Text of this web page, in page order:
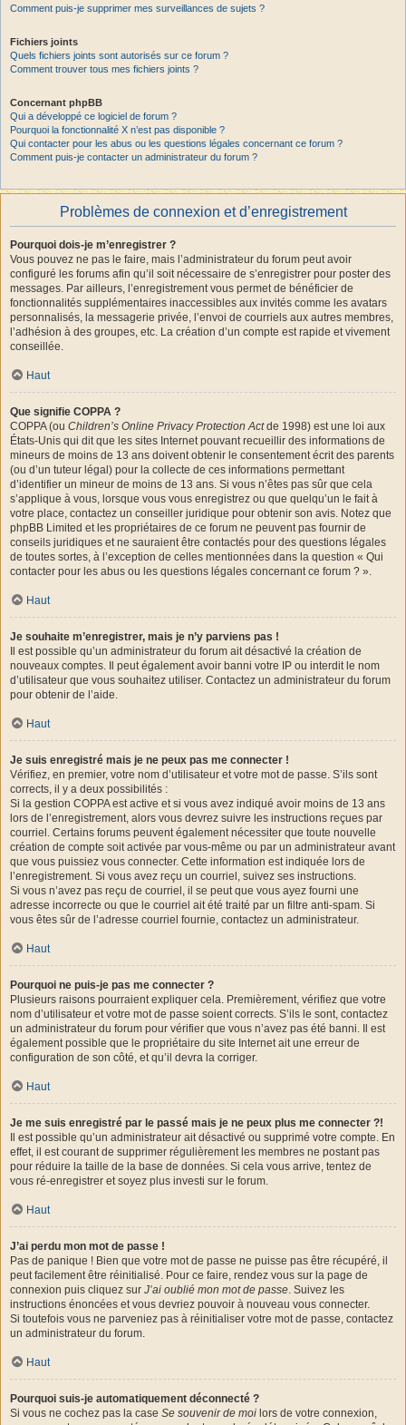
Comment puis-je supprimer mes surveillances de sujets ?
Fichiers joints
Quels fichiers joints sont autorisés sur ce forum ?
Comment trouver tous mes fichiers joints ?
Concernant phpBB
Qui a développé ce logiciel de forum ?
Pourquoi la fonctionnalité X n’est pas disponible ?
Qui contacter pour les abus ou les questions légales concernant ce forum ?
Comment puis-je contacter un administrateur du forum ?
Problèmes de connexion et d’enregistrement
Pourquoi dois-je m’enregistrer ?
Vous pouvez ne pas le faire, mais l’administrateur du forum peut avoir
configuré les forums afin qu’il soit nécessaire de s’enregistrer pour poster des
messages. Par ailleurs, l’enregistrement vous permet de bénéficier de
fonctionnalités supplémentaires inaccessibles aux invités comme les avatars
personnalisés, la messagerie privée, l’envoi de courriels aux autres membres,
l’adhésion à des groupes, etc. La création d’un compte est rapide et vivement
conseillée.
Haut
Que signifie COPPA ?
COPPA (ou Children’s Online Privacy Protection Actde 1998) est une loi aux
États-Unis qui dit que les sites Internet pouvant recueillir des informations de
mineurs de moins de 13 ans doivent obtenir le consentement écrit des parents
(ou d’un tuteur légal) pour la collecte de ces informations permettant
d’identifier un mineur de moins de 13 ans. Si vous n’êtes pas sûr que cela
s’applique à vous, lorsque vous vous enregistrez ou que quelqu’un le fait à
votre place, contactez un conseiller juridique pour obtenir son avis. Notez que
phpBB Limited et les propriétaires de ce forum ne peuvent pas fournir de
conseils juridiques et ne sauraient être contactés pour des questions légales
de toutes sortes, à l’exception de celles mentionnées dans la question « Qui
contacter pour les abus ou les questions légales concernant ce forum ? ».
Haut
Je souhaite m’enregistrer, mais je n’y parviens pas !
Il est possible qu’un administrateur du forum ait désactivé la création de
nouveaux comptes. Il peut également avoir banni votre IP ou interdit le nom
d’utilisateur que vous souhaitez utiliser. Contactez un administrateur du forum
pour obtenir de l’aide.
Haut
Je suis enregistré mais je ne peux pas me connecter !
Vérifiez, en premier, votre nom d’utilisateur et votre mot de passe. S’ils sont
corrects, il y a deux possibilités :
Si la gestion COPPA est active et si vous avez indiqué avoir moins de 13 ans
lors de l’enregistrement, alors vous devrez suivre les instructions reçues par
courriel. Certains forums peuvent également nécessiter que toute nouvelle
création de compte soit activée par vous-même ou par un administrateur avant
que vous puissiez vous connecter. Cette information est indiquée lors de
l’enregistrement. Si vous avez reçu un courriel, suivez ses instructions.
Si vous n’avez pas reçu de courriel, il se peut que vous ayez fourni une
adresse incorrecte ou que le courriel ait été traité par un filtre anti-spam. Si
vous êtes sûr de l’adresse courriel fournie, contactez un administrateur.
Haut
Pourquoi ne puis-je pas me connecter ?
Plusieurs raisons pourraient expliquer cela. Premièrement, vérifiez que votre
nom d’utilisateur et votre mot de passe soient corrects. S’ils le sont, contactez
un administrateur du forum pour vérifier que vous n’avez pas été banni. Il est
également possible que le propriétaire du site Internet ait une erreur de
configuration de son côté, et qu’il devra la corriger.
Haut
Je me suis enregistré par le passé mais je ne peux plus me connecter ?!
Il est possible qu’un administrateur ait désactivé ou supprimé votre compte. En
effet, il est courant de supprimer régulièrement les membres ne postant pas
pour réduire la taille de la base de données. Si cela vous arrive, tentez de
vous ré-enregistrer et soyez plus investi sur le forum.
Haut
J’ai perdu mon mot de passe !
Pas de panique ! Bien que votre mot de passe ne puisse pas être récupéré, il
peut facilement être réinitialisé. Pour ce faire, rendez vous sur la page de
connexion puis cliquez sur J’ai oublié mon mot de passe. Suivez les
instructions énoncées et vous devriez pouvoir à nouveau vous connecter.
Si toutefois vous ne parveniez pas à réinitialiser votre mot de passe, contactez
un administrateur du forum.
Haut
Pourquoi suis-je automatiquement déconnecté ?
Si vous ne cochez pas la case Se souvenir de moi lors de votre connexion,